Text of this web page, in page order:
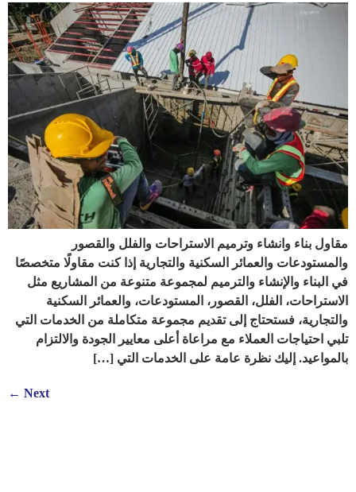
مقاول بناء وانشاء وترميم الاستراحات والفلل والقصور
والمستودعات والعمائر السكنية والتجارية إذا كنت مقاولًا متخصصًا
في البناء والإنشاء والترميم لمجموعة متنوعة من المشاريع مثل
الاستراحات، الفلل، القصور، المستودعات، والعمائر السكنية
والتجارية، فستحتاج إلى تقديم مجموعة متكاملة من الخدمات التي
تلبي احتياجات العملاء مع مراعاة أعلى معايير الجودة والالتزام
بالمواعيد. إليك نظرة عامة على الخدمات التي […]
Next
←